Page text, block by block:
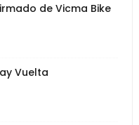
de Vicma Bike
Vuelta